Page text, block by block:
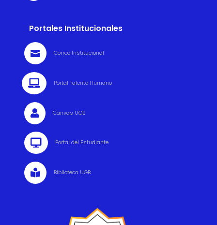
Portales Institucionales
 Correo Institucional
 Portal Talento Humano
 Canvas UGB
 Portal del Estudiante
 Biblioteca UGB